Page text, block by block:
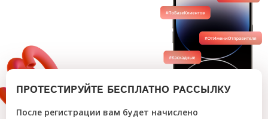
ПРОТЕСТИРУЙТЕ БЕСПЛАТНО РАССЫЛКУ
После регистрации вам будет начислено